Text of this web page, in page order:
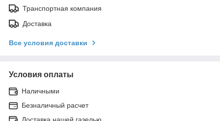
Транспортная компания
Доставка
Все условия доставки
Условия оплаты
Наличными
Безналичный расчет
Доставка нашей газелью